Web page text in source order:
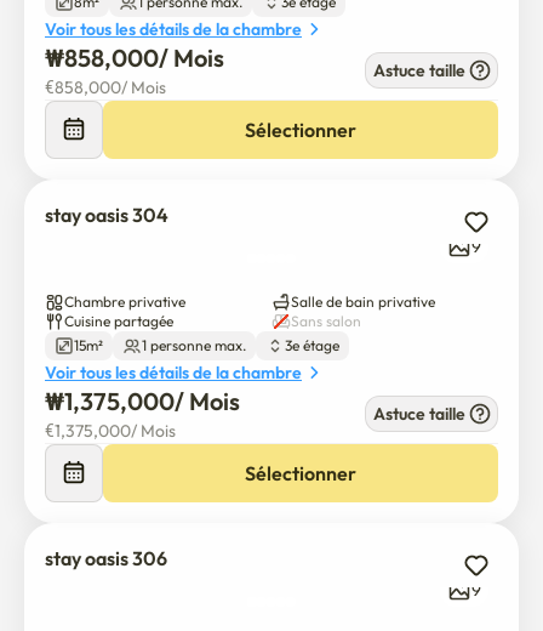
Voir tous les détails de la chambre
₩858,000/ Mois
€858,000/ Mois
Astuce taille
Sélectionner
stay oasis 304
9
Chambre privative
Salle de bain privative
Cuisine partagée
Sans salon
15m²
1 personne max. 3e étage
Voir tous les détails de la chambre
₩1,375,000/ Mois
€1,375,000/ Mois
Astuce taille
Sélectionner
stay oasis 306
9